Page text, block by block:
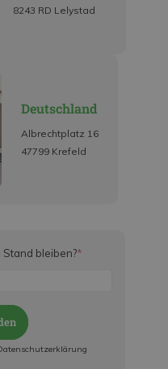
8243 RD Lelystad
Deutschland
Albrechtplatz 16
47799 Krefeld
bleiben?*